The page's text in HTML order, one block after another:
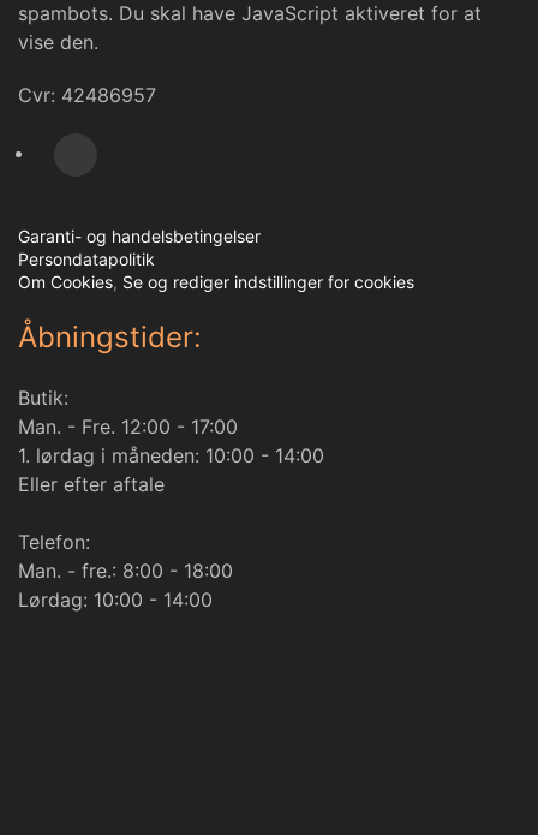
spambots. Du skal have JavaScript aktiveret for at
vise den.
Cvr: 42486957
Garanti- og handelsbetingelser
Persondatapolitik
Om Cookies, Se og rediger indstillinger for cookies
Åbningstider:
Butik:
Man. - Fre. 12:00 - 17:00
1. lørdag i måneden: 10:00 - 14:00
Eller efter aftale
Telefon:
Man. - fre.: 8:00 - 18:00
Lørdag: 10:00 - 14:00